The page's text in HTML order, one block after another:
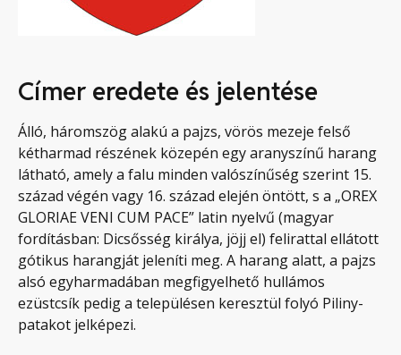
Címer eredete és jelentése
Álló, háromszög alakú a pajzs, vörös mezeje felső
kétharmad részének közepén egy aranyszínű harang
látható, amely a falu minden valószínűség szerint 15.
század végén vagy 16. század elején öntött, s a „OREX
GLORIAE VENI CUM PACE” latin nyelvű (magyar
fordításban: Dicsősség királya, jöjj el) felirattal ellátott
gótikus harangját jeleníti meg. A harang alatt, a pajzs
alsó egyharmadában megfigyelhető hullámos
ezüstcsík pedig a településen keresztül folyó Piliny-
patakot jelképezi.